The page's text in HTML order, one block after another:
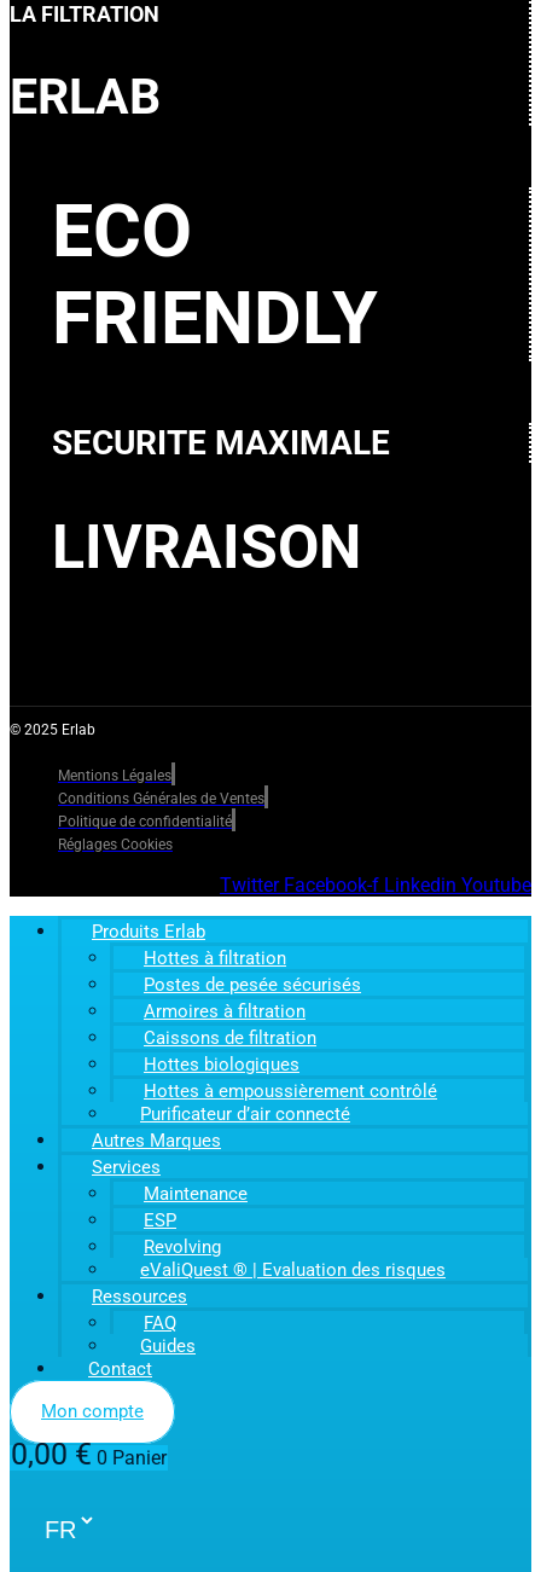
LA FILTRATION
ERLAB
ECO
FRIENDLY
SECURITE MAXIMALE
LIVRAISON
© 2025 Erlab
Mentions Légales
Conditions Générales de Ventes
Politique de confidentialité
Réglages Cookies
Twitter Facebook-f Linkedin Youtube
Produits Erlab
Hottes à filtration
Postes de pesée sécurisés
Armoires à filtration
Caissons de filtration
Hottes biologiques
Hottes à empoussièrement contrôlé
Purificateur d’air connecté
Autres Marques
Services
Maintenance
ESP
Revolving
eValiQuest ® | Evaluation des risques
Ressources
FAQ
Guides
Contact
Mon compte
0,00€ 0 Panier